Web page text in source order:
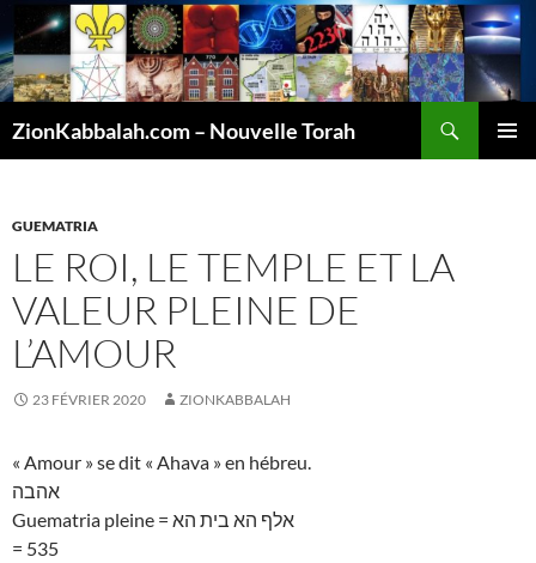
ZionKabbalah.com – Nouvelle Torah
GUEMATRIA
LE ROI, LE TEMPLE ET LA
VALEUR PLEINE DE
L’AMOUR
23 FÉVRIER 2020 ZIONKABBALAH
« Amour » se dit « Ahava » en hébreu.
אהבה
Guematria pleine = אלף הא בית הא
= 535